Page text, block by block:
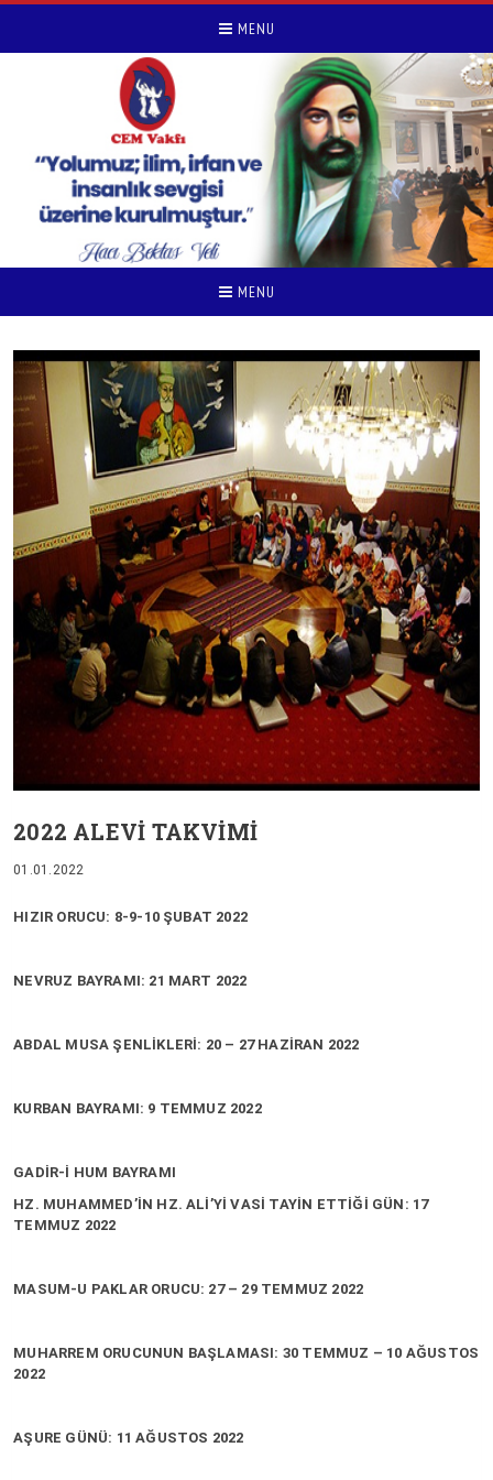
MENU
MENU
2022 ALEVİ TAKVİMİ
01.01.2022
HIZIR ORUCU: 8-9-10 ŞUBAT 2022
NEVRUZ BAYRAMI: 21 MART 2022
ABDAL MUSA ŞENLİKLERİ: 20 – 27 HAZİRAN 2022
KURBAN BAYRAMI: 9 TEMMUZ 2022
GADİR-İ HUM BAYRAMI
HZ. MUHAMMED’İN HZ. ALİ’Yİ VASİ TAYİN ETTİĞİ GÜN: 17
TEMMUZ 2022
MASUM-U PAKLAR ORUCU: 27 – 29 TEMMUZ 2022
MUHARREM ORUCUNUN BAŞLAMASI: 30 TEMMUZ – 10 AĞUSTOS
2022
AŞURE GÜNÜ: 11 AĞUSTOS 2022